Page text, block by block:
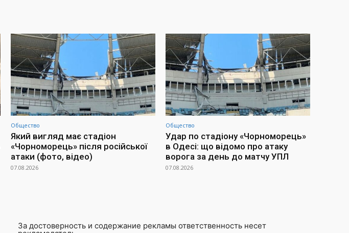
Общество
Який вигляд має стадіон
«Чорноморець» після російської
атаки (фото, відео)
07.08.2026
Общество
Удар по стадіону «Чорноморець»
в Одесі: що відомо про атаку
ворога за день до матчу УПЛ
07.08.2026
За достоверность и содержание рекламы ответственность несет